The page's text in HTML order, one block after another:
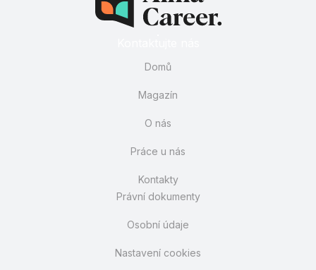
Domů
Magazín
O nás
Práce u nás
Kontakty
Právní dokumenty
Osobní údaje
Nastavení cookies